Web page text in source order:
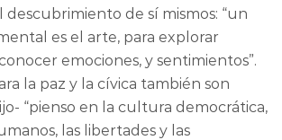
de sí mismos: “un
es el arte, para explorar
emociones, y sentimientos”.
la paz y la cívica también son
“pienso en la cultura democrática,
las libertades y las